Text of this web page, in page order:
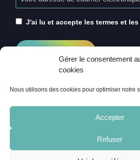
Gérer le consentement
cookies
Nous utilisons des cookies pour optimiser notre
Accepter
Refuser
J'ai lu et accepte les termes et
CRÉDITS
MENTIONS LÉGALES